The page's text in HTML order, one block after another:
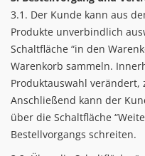
3.1. Der Kunde kann aus
Produkte unverbindlich
Schaltfläche “in den
Warenkorb sammeln.
Produktauswahl verändert,
Anschließend kann der
über die Schaltfläche
Bestellvorgangs schreiten.